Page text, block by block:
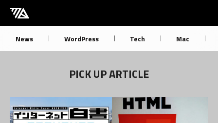
[M] mbdb [モバデビ]
News WordPress Tech Mac
PICK UP ARTICLE